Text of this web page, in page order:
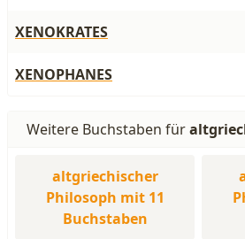
XENOKRATES
XENOPHANES
Weitere Buchstaben für
altgriechischer
Philosoph mit 11
Buchstaben